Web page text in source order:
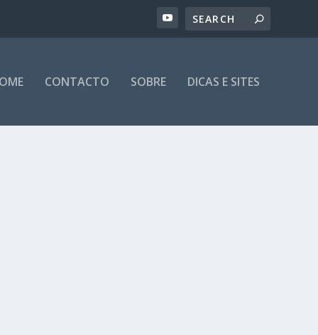
CONTACTO SOBRE DICAS E SITES